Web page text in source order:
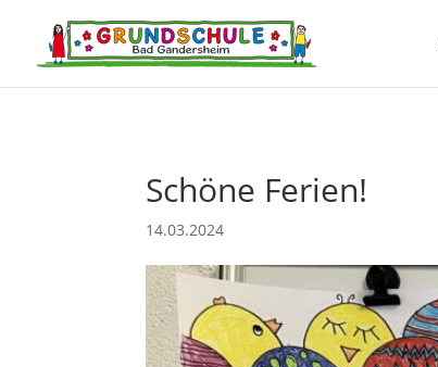
Schöne Ferien!
14.03.2024